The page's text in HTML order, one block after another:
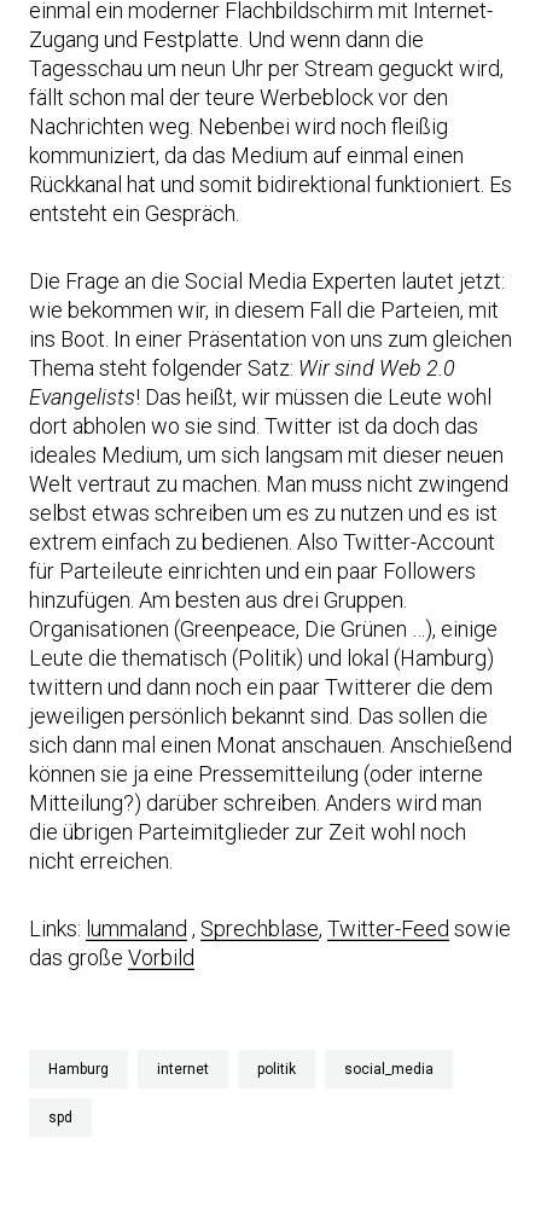
einmal ein moderner Flachbildschirm mit Internet-
Zugang und Festplatte. Und wenn dann die
Tagesschau um neun Uhr per Stream geguckt wird,
fällt schon mal der teure Werbeblock vor den
Nachrichten weg. Nebenbei wird noch fleißig
kommuniziert, da das Medium auf einmal einen
Rückkanal hat und somit bidirektional funktioniert. Es
entsteht ein Gespräch.
Die Frage an die Social Media Experten lautet jetzt:
wie bekommen wir, in diesem Fall die Parteien, mit
ins Boot. In einer Präsentation von uns zum gleichen
Thema steht folgender Satz: Wir sind Web 2.0
Evangelists! Das heißt, wir müssen die Leute wohl
dort abholen wo sie sind. Twitter ist da doch das
ideales Medium, um sich langsam mit dieser neuen
Welt vertraut zu machen. Man muss nicht zwingend
selbst etwas schreiben um es zu nutzen und es ist
extrem einfach zu bedienen. Also Twitter-Account
für Parteileute einrichten und ein paar Followers
hinzufügen. Am besten aus drei Gruppen.
Organisationen (Greenpeace, Die Grünen …), einige
Leute die thematisch (Politik) und lokal (Hamburg)
twittern und dann noch ein paar Twitterer die dem
jeweiligen persönlich bekannt sind. Das sollen die
sich dann mal einen Monat anschauen. Anschießend
können sie ja eine Pressemitteilung (oder interne
Mitteilung?) darüber schreiben. Anders wird man
die übrigen Parteimitglieder zur Zeit wohl noch
nicht erreichen.
Links: lummaland , Sprechblase, Twitter-Feed sowie
das große Vorbild
Hamburg internet politik social_media
spd